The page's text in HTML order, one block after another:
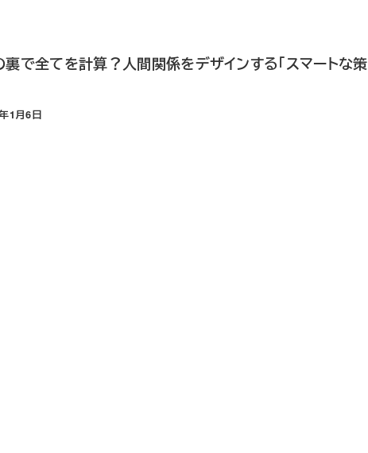
裏で全てを計算？人間関係をデザインする「スマートな策
1月6日